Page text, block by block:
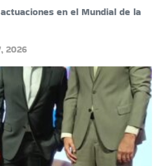
en el Mundial de la
2026